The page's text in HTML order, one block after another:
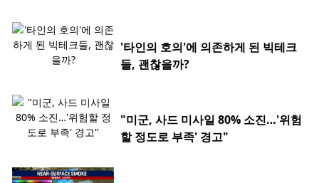
'타인의 호의'에 의존하게 된 빅테크
들, 괜찮을까?
"미군, 사드 미사일 80% 소진…'위험
할 정도로 부족' 경고"